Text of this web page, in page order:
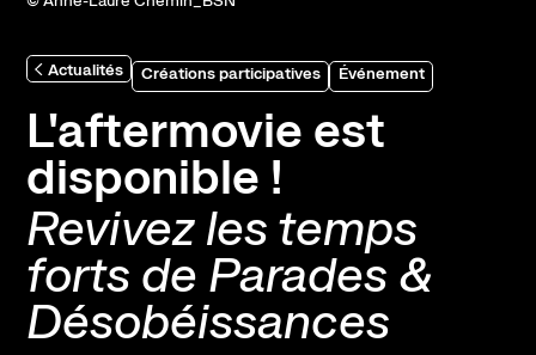
Actualités Créations participatives Événement
L'aftermovie est
disponible !
Revivez les temps
forts de Parades &
Désobéissances
Abonnement, achat de places et tarifs
Horaires et contacts
Accessibilité et handicap
La scène nationale
L'histoire du lieu
L’équipe
Soutiens et mécénat
Emplois